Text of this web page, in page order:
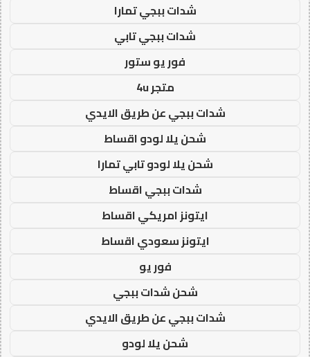
شدات ببجي تمارا
شدات ببجي تابي
فور يو ستور
متجر 4u
شدات ببجي عن طريق الايدي
شحن يلا لودو اقساط
شحن يلا لودو تابي تمارا
شدات ببجي اقساط
ايتونز امريكي اقساط
ايتونز سعودي اقساط
فور يو
شحن شدات ببجي
شدات ببجي عن طريق الايدي
شحن يلا لودو